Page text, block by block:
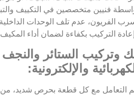
فنيين متخصصين في التكييف
الفريون، عدم تلف الوحدات الداخلية
التركيب بكفاءة لضمان أداء المكيف
وتركيب الستائر والنجف
والإلكترونية:
التعامل مع كل قطعة بحرص شديد، من